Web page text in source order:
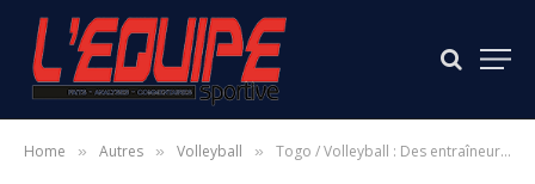
Home » Autres » Volleyball » Togo / Volleyball : Des entraîneurs de niveau 1 de la FIVB formés à Kara